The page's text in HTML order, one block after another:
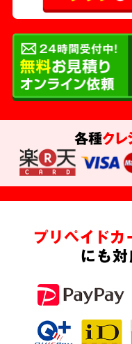
各種クレ
プリペイドカ
にも